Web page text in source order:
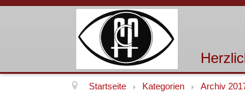
Startseite Kategorien Archiv